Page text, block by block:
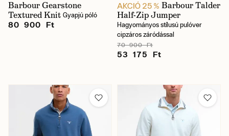
Barbour Gearstone
Textured Knit Gyapjú póló
80 900 Ft
AKCIÓ 25 % Barbour Talder
Half-Zip Jumper
Hagyományos stílusú pulóver
cipzáros záródással
70 900 Ft
53 175 Ft